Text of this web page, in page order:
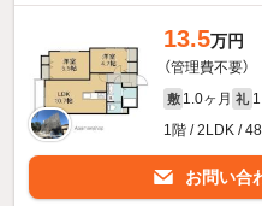
13.5万円
（管理費不要）
敷 1.0ヶ月 礼
1階 / 2LDK /
お問い合